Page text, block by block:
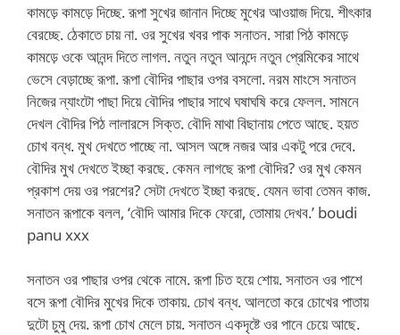
কামড়ে কামড়ে দিচ্ছে. রূপা সুখের জানান দিচ্ছে মুখের আওয়াজ দিয়ে. শীৎকার
বেরচ্ছে. ঠেকাতে চায় না. ওর সুখের খবর পাক সনাতন. সারা পিঠ কামড়ে
কামড়ে ওকে আনন্দ দিতে লাগল. নতুন নতুন আনন্দে নতুন প্রেমিকের সাথে
ভেসে বেড়াচ্ছে রূপা. রূপা বৌদির পাছার ওপর বসলো. নরম মাংসে সনাতন
নিজের ন্যাংটো পাছা দিয়ে বৌদির পাছার সাথে ঘষাঘষি করে ফেলল. সামনে
দেখল বৌদির পিঠ লালারসে সিক্ত. বৌদি মাথা বিছানায় পেতে আছে. হয়ত
চোখ বন্ধ. মুখ দেখতে পাচ্ছে না. আসল অঙ্গে নজর আর একটু পরে দেবে.
বৌদির মুখ দেখতে ইচ্ছা করছে. কেমন লাগছে রূপা বৌদির? ওর মুখ কেমন
প্রকাশ দেয় ওর পরশের? সেটা দেখতে ইচ্ছা করছে. যেমন ভাবা তেমন কাজ.
সনাতন রূপাকে বলল, ‘বৌদি আমার দিকে ফেরো, তোমায় দেখব.’ boudi
panu xxx
সনাতন ওর পাছার ওপর থেকে নামে. রূপা চিত হয়ে শোয়. সনাতন ওর পাশে
বসে রূপা বৌদির মুখের দিকে তাকায়. চোখ বন্ধ. আলতো করে চোখের পাতায়
দুটো চুমু দেয়. রূপা চোখ মেলে চায়. সনাতন একদৃষ্টে ওর পানে চেয়ে আছে.